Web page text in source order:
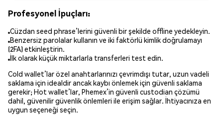
Profesyonel İpuçları:
Cüzdan seed phrase’lerini güvenli bir şekilde offline yedekleyin.
Benzersiz parolalar kullanın ve iki faktörlü kimlik doğrulamayı
(2FA) etkinleştirin.
İlk olarak küçük miktarlarla transferleri test edin.
Cold wallet’lar özel anahtarlarınızı çevrimdışı tutar, uzun vadeli
saklama için idealdir ancak kaybı önlemek için güvenli saklama
gerekir; Hot wallet’lar, Phemex’in güvenli custodian çözümü
dahil, güvenilir güvenlik önlemleri ile erişim sağlar. İhtiyacınıza en
uygun seçeneği seçin.